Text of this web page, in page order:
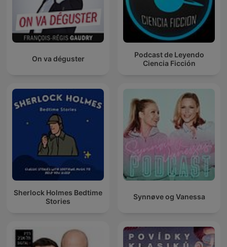
On va déguster
Podcast de Leyendo
Ciencia Ficción
Sherlock Holmes Bedtime
Stories
Synnøve og Vanessa